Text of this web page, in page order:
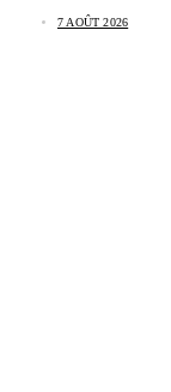
7 AOÛT 2026